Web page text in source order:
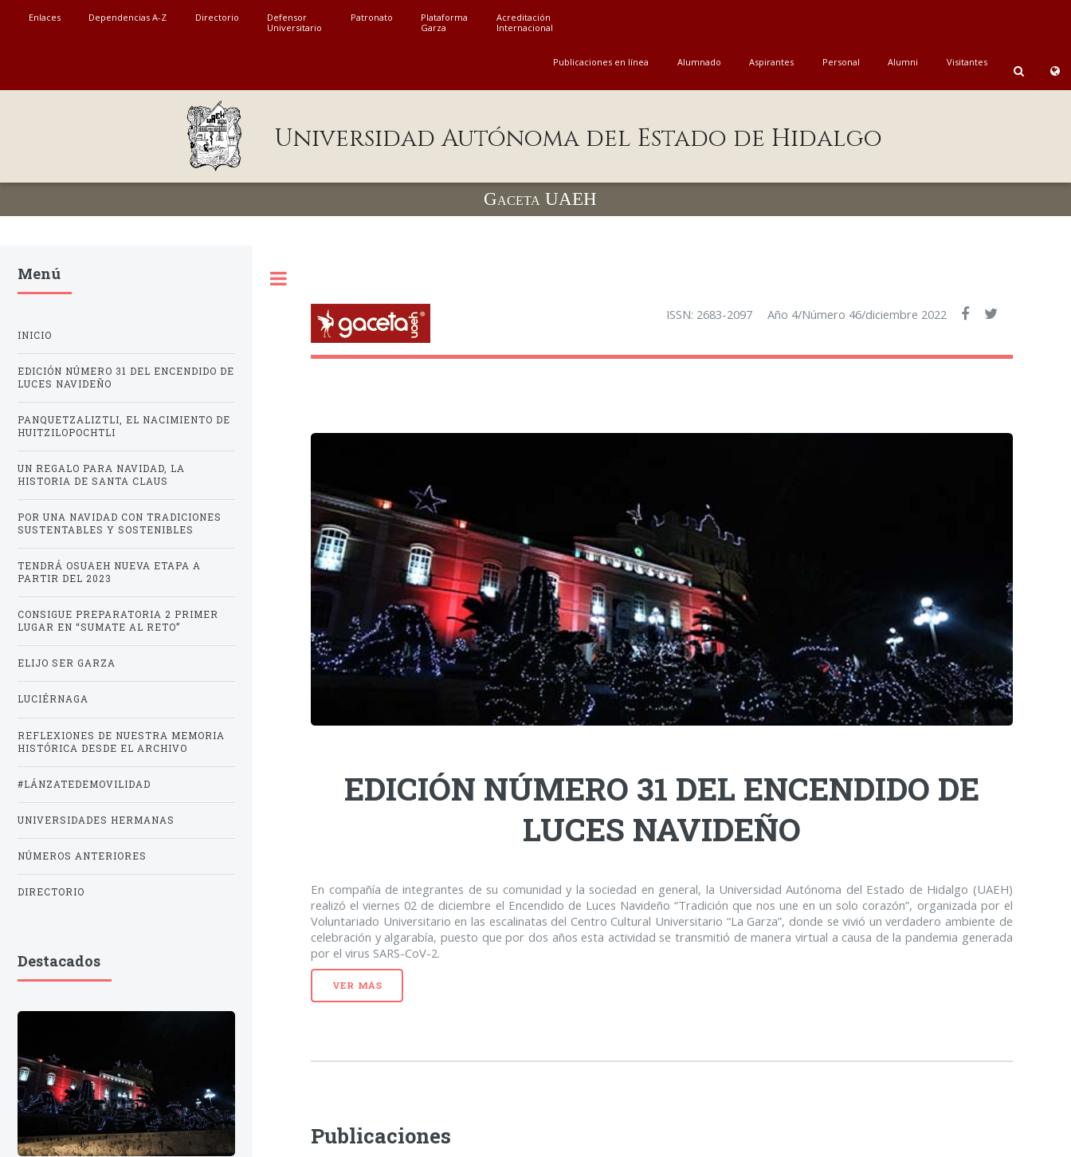
MENÚ
Dependencias A-Z
Plataforma Garza
Personal
Alumni
Enlaces Dependencias A-Z Directorio
Defensor
Universitario
Patronato
Plataforma
Garza
Acreditación
Internacional
Publicaciones en línea Alumnado Aspirantes Personal Alumni Visitantes
Universidad Autónoma del Estado de Hidalgo
Gaceta UAEH
ISSN: 2683-2097 Año 4/Número 46/diciembre 2022
EDICIÓN NÚMERO 31 DEL ENCENDIDO DE
LUCES NAVIDEÑO
En compañía de integrantes de su comunidad y la sociedad en general, la Universidad Autónoma del Estado de Hidalgo (UAEH)
realizó el viernes 02 de diciembre el Encendido de Luces Navideño “Tradición que nos une en un solo corazón”, organizada por el
Voluntariado Universitario en las escalinatas del Centro Cultural Universitario “La Garza”, donde se vivió un verdadero ambiente de
celebración y algarabía, puesto que por dos años esta actividad se transmitió de manera virtual a causa de la pandemia generada
por el virus SARS-CoV-2.
VER MÁS
Publicaciones
Menú
INICIO
EDICIÓN NÚMERO 31 DEL ENCENDIDO DE
LUCES NAVIDEÑO
PANQUETZALIZTLI, EL NACIMIENTO DE
HUITZILOPOCHTLI
UN REGALO PARA NAVIDAD, LA
HISTORIA DE SANTA CLAUS
POR UNA NAVIDAD CON TRADICIONES
SUSTENTABLES Y SOSTENIBLES
TENDRÁ OSUAEH NUEVA ETAPA A
PARTIR DEL 2023
CONSIGUE PREPARATORIA 2 PRIMER
LUGAR EN “SUMATE AL RETO”
ELIJO SER GARZA
LUCIÉRNAGA
REFLEXIONES DE NUESTRA MEMORIA
HISTÓRICA DESDE EL ARCHIVO
#LÁNZATEDEMOVILIDAD
UNIVERSIDADES HERMANAS
NÚMEROS ANTERIORES
DIRECTORIO
Destacados